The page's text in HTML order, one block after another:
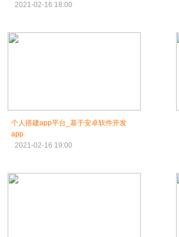
2021-02-16 18:00
个人搭建app平台_基于安卓软件开发
app
2021-02-16 19:00